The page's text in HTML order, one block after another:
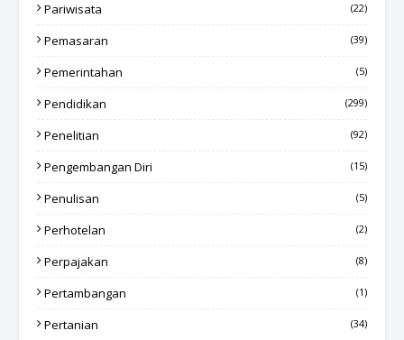
Pariwisata (22)
Pemasaran (39)
Pemerintahan (5)
Pendidikan (299)
Penelitian (92)
Pengembangan Diri (15)
Penulisan (5)
Perhotelan (2)
Perpajakan (8)
Pertambangan (1)
Pertanian (34)